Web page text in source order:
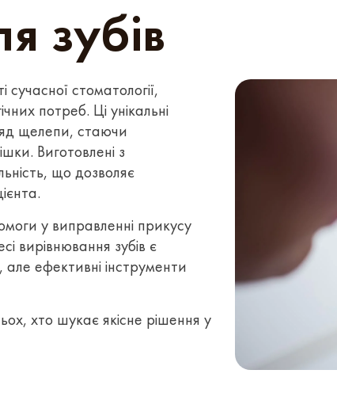
зубів
сучасної стоматології,
потреб. Ці унікальні
щелепи, стаючи
Виготовлені з
що дозволяє
у виправленні прикусу
вирівнювання зубів є
ефективні інструменти
хто шукає якісне рішення у